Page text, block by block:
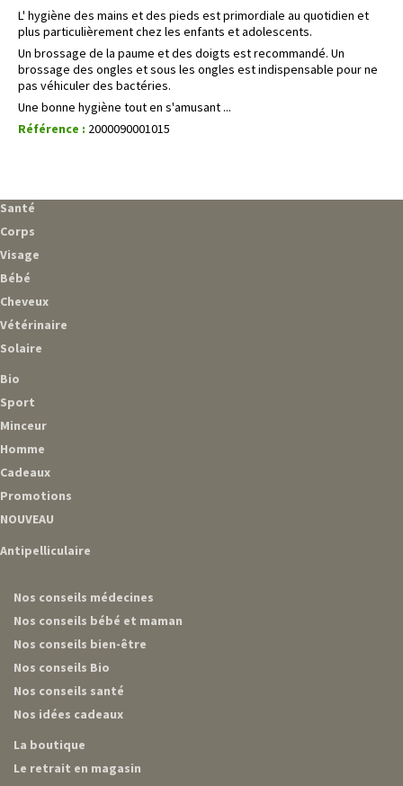
L' hygiène des mains et des pieds est primordiale au quotidien et
plus particulièrement chez les enfants et adolescents.
Un brossage de la paume et des doigts est recommandé. Un
brossage des ongles et sous les ongles est indispensable pour ne
pas véhiculer des bactéries.
Une bonne hygiène tout en s'amusant ...
Référence : 2000090001015
Santé
Corps
Visage
Bébé
Cheveux
Vétérinaire
Solaire
Bio
Sport
Minceur
Homme
Cadeaux
Promotions
NOUVEAU
Antipelliculaire
Nos conseils médecines
Nos conseils bébé et maman
Nos conseils bien-être
Nos conseils Bio
Nos conseils santé
Nos idées cadeaux
La boutique
Le retrait en magasin